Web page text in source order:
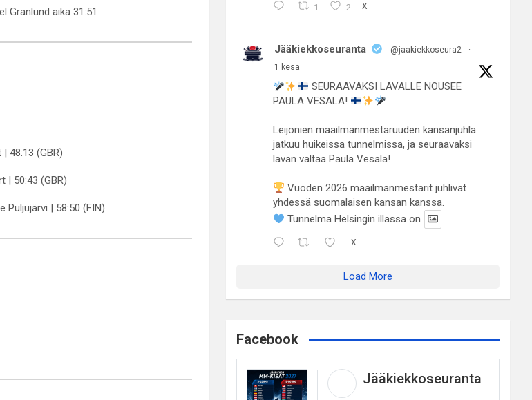
Granlund aika 31:51
48:13 (GBR)
| 50:43 (GBR)
Puljujärvi | 58:50 (FIN)
1 2 X
Jääkiekkoseuranta @jaakiekkoseura2
·
1 kesä
SEURAAVAKSI LAVALLE NOUSEE
PAULA VESALA!
Leijonien maailmanmestaruuden kansanjuhla
jatkuu huikeissa tunnelmissa, ja seuraavaksi
lavan valtaa Paula Vesala!
Vuoden 2026 maailmanmestarit juhlivat
yhdessä suomalaisen kansan kanssa.
Tunnelma Helsingin illassa on
X
Load More
Facebook
Jääkiekkoseuranta